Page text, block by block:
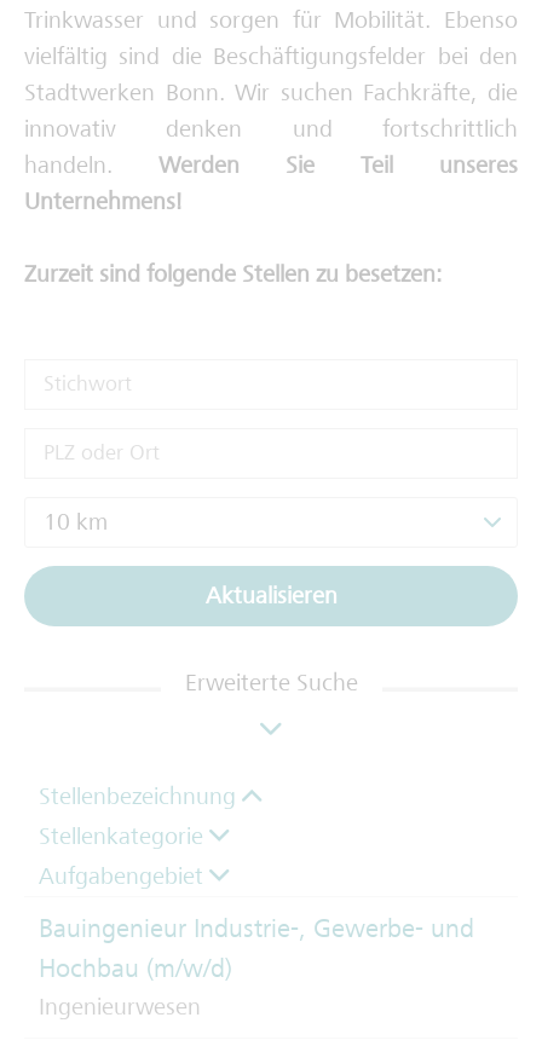
Deine Ausbilderinnen und Ausbilder
Trinkwasser und sorgen für Mobilität. Ebenso
vielfältig sind die Beschäftigungsfelder bei den
Stadtwerken Bonn. Wir suchen Fachkräfte, die
innovativ denken und fortschrittlich
handeln. Werden Sie Teil unseres
Unternehmens!
Zurzeit sind folgende Stellen zu besetzen:
10 km
Aktualisieren
Erweiterte Suche
Stellenbezeichnung
Stellenkategorie
Aufgabengebiet
Bauingenieur Industrie-, Gewerbe- und
Hochbau (m/w/d)
Ingenieurwesen